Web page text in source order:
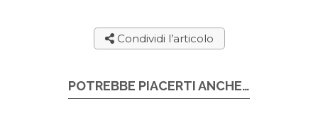
Condividi l’articolo
POTREBBE PIACERTI ANCHE…